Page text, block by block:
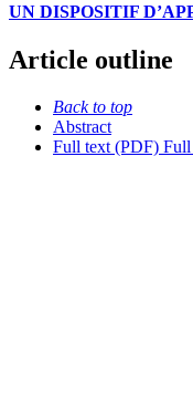
UN DISPOSITIF
Article outline
Back to top
Abstract
Full text (PDF) Full